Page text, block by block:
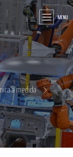
MENU
a medida